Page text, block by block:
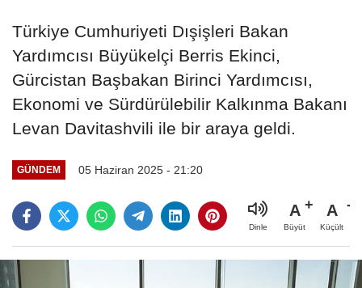
Türkiye Cumhuriyeti Dışişleri Bakan
Yardımcısı Büyükelçi Berris Ekinci,
Gürcistan Başbakan Birinci Yardımcısı,
Ekonomi ve Sürdürülebilir Kalkınma Bakanı
Levan Davitashvili ile bir araya geldi.
GÜNDEM 05 Haziran 2025 - 21:20
Dinle
A
Büyüt
A
Küçült